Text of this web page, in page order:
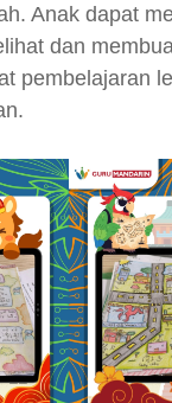
Anak dapat
dan
pembelajaran